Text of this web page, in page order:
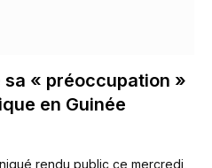
« préoccupation »
en Guinée
rendu public ce mercredi,